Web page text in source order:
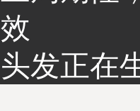
效
头发正在